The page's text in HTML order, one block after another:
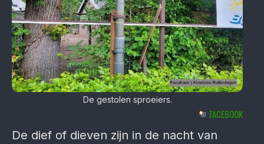
De gestolen sproeiers.
FACEBOOK
De dief of dieven zijn in de nacht van